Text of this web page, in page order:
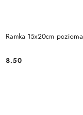
Ramka 15x20cm pozioma
Cena:
8.50